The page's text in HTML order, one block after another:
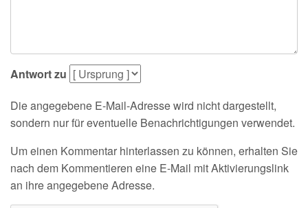
Antwort zu
Die angegebene E-Mail-Adresse wird nicht dargestellt,
sondern nur für eventuelle Benachrichtigungen verwendet.
Um einen Kommentar hinterlassen zu können, erhalten Sie
nach dem Kommentieren eine E-Mail mit Aktivierungslink
an ihre angegebene Adresse.